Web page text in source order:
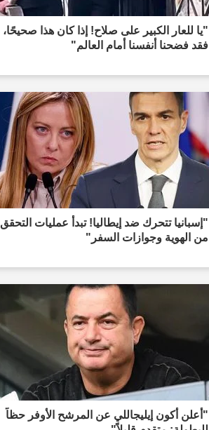
"يا للعار الكبير على صلاح! إذا كان هذا صحيحًا،
فقد فضحنا أنفسنا أمام العالم"
"إسبانيا تتحرك ضد إيطاليا! تبدأ عمليات التحقق
من الهوية وجوازات السفر"
"أعلن أكون إيليجاللي عن المرشح الأوفر حظاً